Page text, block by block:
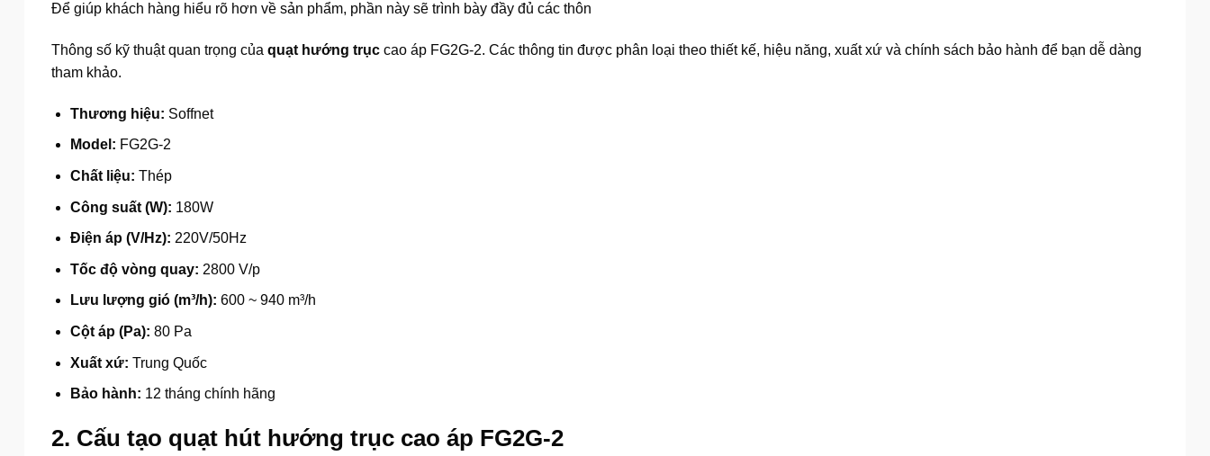
Để giúp khách hàng hiểu rõ hơn về sản phẩm, phần này sẽ trình bày đầy đủ các thôn
Thông số kỹ thuật quan trọng của quạt hướng trục cao áp FG2G-2. Các thông tin được phân loại theo thiết kế, hiệu năng, xuất xứ và chính sách bảo hành để bạn dễ dàng
tham khảo.
Thương hiệu: Soffnet
Model: FG2G-2
Chất liệu: Thép
Công suất (W): 180W
Điện áp (V/Hz): 220V/50Hz
Tốc độ vòng quay: 2800 V/p
Lưu lượng gió (m³/h): 600 ~ 940 m³/h
Cột áp (Pa): 80 Pa
Xuất xứ: Trung Quốc
Bảo hành: 12 tháng chính hãng
2. Cấu tạo quạt hút hướng trục cao áp FG2G-2